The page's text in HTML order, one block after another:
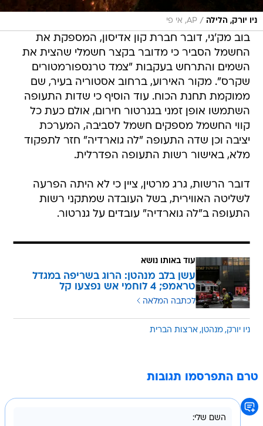
ניו יורק, הלילה / AP, אי פי
בוב מק'גי, דובר חברת קון אדיסון, המספקת את
החשמל הסביר כי מדובר בקצר חשמלי שהצית את
השמים והתרחש בעקבות "צמד טרנספורמטורים
שקרס". מקור האירוע, ברחוב אסטוריה בעיר, שם
ממוקמת תחנת הכוח. עוד הוסיף כי שדות התעופה
השתמשו אופן זמני בגנרטור חירום, אולם כעת כל
קווי החשמל מספקים חשמל לסביבה, המערכת
יציבה וכן שדה התעופה "לה גוארדיה" חזר לתפקוד
מלא, באישור רשות התעופה הפדרלית.
דובר הרשות, גרג מרטין, ציין כי לא היתה הפרעה
לשליטה האווירית, בשל העובדה שמתקני רשות
התעופה ב"לה גוארדיה" עובדים על גנרטור.
עוד באותו נושא
עשן בלב מנהטן: הרוג בשריפה במגדל
טראמפ; 4 לוחמי אש נפצעו קל
לכתבה המלאה
ניו יורק מנהטן ארצות הברית
טרם התפרסמו תגובות